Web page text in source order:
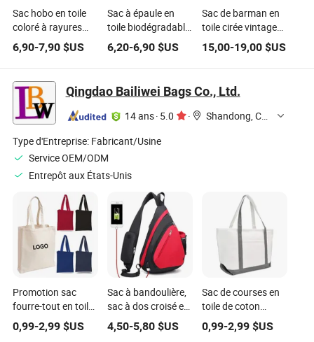
Sac hobo en toile
coloré à rayures
pour femmes et
filles, mode
décontractée
6,90-7,90 $US
Sac à épaule en
toile biodégradable
en marc de café
décontracté de
mode
6,20-6,90$US
Sac de barman en
toile cirée vintage
en cuir avec
séparateurs
amovibles et
bandoulière
15,00-19,00$US
Qingdao Bailiwei Bags Co., Ltd.
14 ans· 5.0 ·
Shandong, China
Type d'Entreprise: Fabricant/Usine
Service OEM/ODM
Entrepôt aux États-Unis
Promotion sac
fourre-tout en toile
imprimé en couleur
personnalisée avec
0,99-2,99 $US
Sac à bandoulière,
sac à dos croisé en
toile reptilienne
imperméable avec
4,50-5,80$US
Sac de courses en
toile de coton
recyclé
personnalisé et
0,99-2,99$US